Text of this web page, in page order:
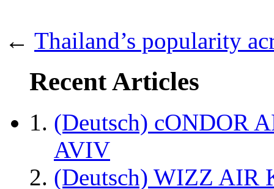
← Thailand’s popularity
Recent Articles
(Deutsch) cONDOR
AVIV
(Deutsch) WIZZ AIR